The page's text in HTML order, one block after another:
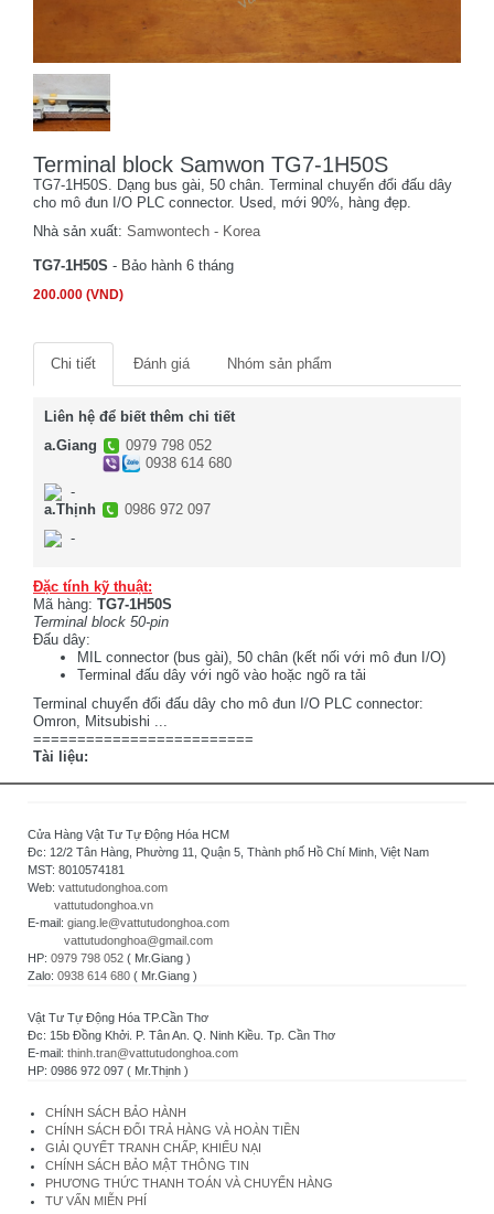
Terminal block Samwon TG7-1H50S
TG7-1H50S. Dạng bus gài, 50 chân. Terminal chuyển đổi đấu dây
cho mô đun I/O PLC connector. Used, mới 90%, hàng đẹp.
Nhà sản xuất: Samwontech - Korea
TG7-1H50S - Bảo hành 6 tháng
200.000 (VND)
Chi tiết Đánh giá Nhóm sản phẩm
Liên hệ để biết thêm chi tiết
a.Giang
0979 798 052
0938 614 680
-
a.Thịnh
0986 972 097
-
Đặc tính kỹ thuật:
Mã hàng: TG7-1H50S
Terminal block 50-pin
Đấu dây:
MIL connector (bus gài), 50 chân (kết nối với mô đun I/O)
Terminal đấu dây với ngõ vào hoặc ngõ ra tải
Terminal chuyển đổi đấu dây cho mô đun I/O PLC connector:
Omron, Mitsubishi ...
=========================
Tài liệu:
Cửa Hàng Vật Tư Tự Động Hóa HCM
Đc: 12/2 Tân Hàng, Phường 11, Quận 5, Thành phố Hồ Chí Minh, Việt Nam
MST: 8010574181
Web: vattutudonghoa.com
vattutudonghoa.vn
E-mail: giang.le@vattutudonghoa.com
vattutudonghoa@gmail.com
HP: 0979 798 052 ( Mr.Giang )
Zalo: 0938 614 680 ( Mr.Giang )
Vật Tư Tự Động Hóa TP.Cần Thơ
Đc: 15b Đồng Khởi. P. Tân An. Q. Ninh Kiều. Tp. Cần Thơ
E-mail: thinh.tran@vattutudonghoa.com
HP: 0986 972 097 ( Mr.Thịnh )
CHÍNH SÁCH BẢO HÀNH
CHÍNH SÁCH ĐỔI TRẢ HÀNG VÀ HOÀN TIỀN
GIẢI QUYẾT TRANH CHẤP, KHIẾU NẠI
CHÍNH SÁCH BẢO MẬT THÔNG TIN
PHƯƠNG THỨC THANH TOÁN VÀ CHUYỂN HÀNG
TƯ VẤN MIỄN PHÍ